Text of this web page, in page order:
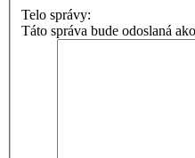
Telo správy:
Táto správa bude odoslaná